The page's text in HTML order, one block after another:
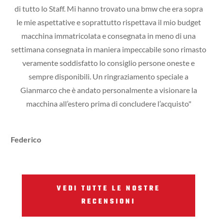
di tutto lo Staff. Mi hanno trovato una bmw che era sopra
le mie aspettative e soprattutto rispettava il mio budget
macchina immatricolata e consegnata in meno di una
settimana consegnata in maniera impeccabile sono rimasto
veramente soddisfatto lo consiglio persone oneste e
sempre disponibili. Un ringraziamento speciale a
Gianmarco che è andato personalmente a visionare la
macchina all’estero prima di concludere l’acquisto"
Federico
VEDI TUTTE LE NOSTRE
RECENSIONI